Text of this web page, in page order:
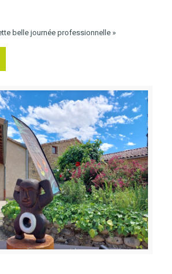
belle journée professionnelle »